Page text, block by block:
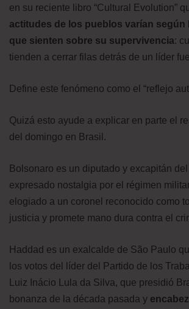
en su reciente libro “Cultural Evolution”
actitudes de los pueblos varían según
que sienten sobre su supervivencia:
tienden a cerrar filas detrás de un líder
Define este fenómeno como el “reflejo
Quizá esto ayude a explicar en parte el
del domingo en Brasil.
Bolsonaro es un diputado y excapitán
expresado nostalgia por el régimen
elogiado a un coronel reconocido como
justicia y promete mano dura contra el
Haddad es un exalcalde de São Paulo
los votos del líder del Partido de los
Luiz Inácio Lula da Silva, que presidió
bonanza de la década pasada y